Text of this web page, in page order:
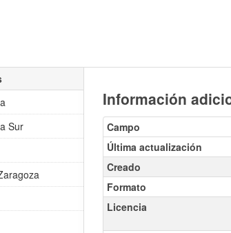
Información
Campo
Última actualización
Creado
Formato
Licencia
Sur